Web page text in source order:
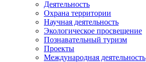
Деятельность
Охрана территории
Научная деятельность
Экологическое просвещение
Познавательный туризм
Проекты
Международная деятельность